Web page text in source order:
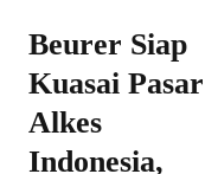
Beurer Siap
Kuasai Pasar
Alkes
Indonesia,